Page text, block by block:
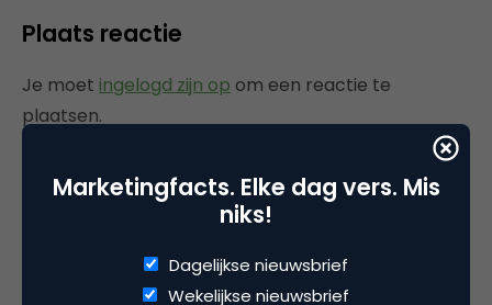
Plaats reactie
Je moet ingelogd zijn op om een reactie te
plaatsen.
Gerelateerde artikelen
Marketingfacts Zomercheck –
Marketingfacts. Elke dag vers. Mis
niks!
Dagelijkse nieuwsbrief
Wekelijkse nieuwsbrief